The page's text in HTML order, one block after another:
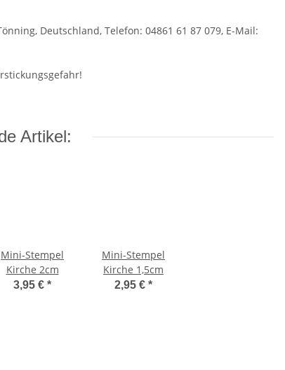
Deutschland, Telefon: 04861 61 87 079, E-Mail:
Artikel:
Mini-Stempel
Kirche 2cm
3,95 € *
Mini-Stempel
Kirche 1,5cm
2,95 € *